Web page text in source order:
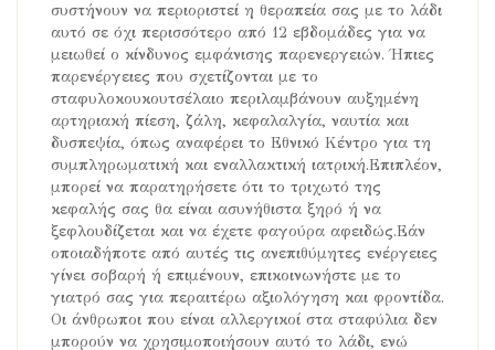
συστήνουν να περιοριστεί η θεραπεία σας με το λάδι
αυτό σε όχι περισσότερο από 12 εβδομάδες για να
μειωθεί ο κίνδυνος εμφάνισης παρενεργειών. Ήπιες
παρενέργειες που σχετίζονται με το
σταφυλοκουκουτσέλαιο περιλαμβάνουν αυξημένη
αρτηριακή πίεση, ζάλη, κεφαλαλγία, ναυτία και
δυσπεψία, όπως αναφέρει το Εθνικό Κέντρο για τη
συμπληρωματική και εναλλακτική ιατρική.Επιπλέον,
μπορεί να παρατηρήσετε ότι το τριχωτό της
κεφαλής σας θα είναι ασυνήθιστα ξηρό ή να
ξεφλουδίζεται και να έχετε φαγούρα αφειδώς.Εάν
οποιαδήποτε από αυτές τις ανεπιθύμητες ενέργειες
γίνει σοβαρή ή επιμένουν, επικοινωνήστε με το
γιατρό σας για περαιτέρω αξιολόγηση και φροντίδα.
Οι άνθρωποι που είναι αλλεργικοί στα σταφύλια δεν
μπορούν να χρησιμοποιήσουν αυτό το λάδι, ενώ